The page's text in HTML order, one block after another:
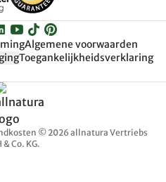
Algemene voorwaarden
Toegankelijkheidsverklaring
© 2026 allnatura Vertriebs
& Co. KG.